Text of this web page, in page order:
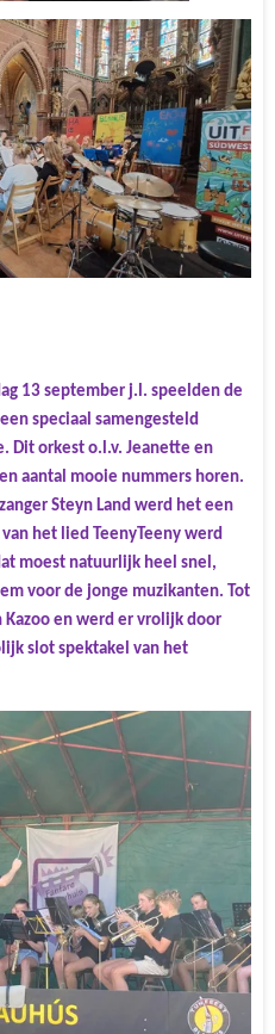
13 september j.l. speelden de
speciaal samengesteld
Dit orkest o.l.v. Jeanette en
aantal mooie nummers horen.
Steyn Land werd het een
het lied TeenyTeeny werd
moest natuurlijk heel snel,
voor de jonge muzikanten. Tot
en werd er vrolijk door
slot spektakel van het